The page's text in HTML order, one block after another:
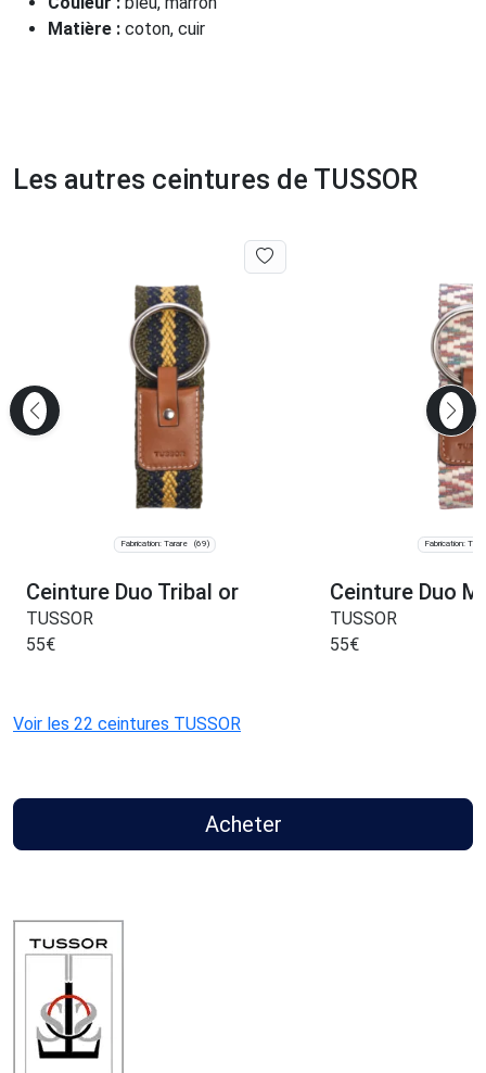
Matière : coton, cuir
Les autres ceintures de TUSSOR
Fabrication: Tarare (69)
Ceinture Duo Tribal or
TUSSOR
55€
Fabrication:
Ceinture Duo
TUSSOR
55€
Voir les 22 ceintures TUSSOR
Acheter